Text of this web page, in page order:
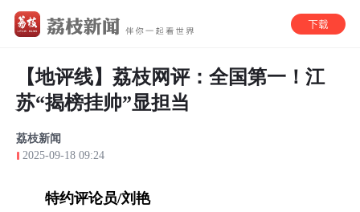
【地评线】荔枝网评：全国第一！江
苏“揭榜挂帅”显担当
荔枝新闻
2025-09-18 09:24
特约评论员/刘艳